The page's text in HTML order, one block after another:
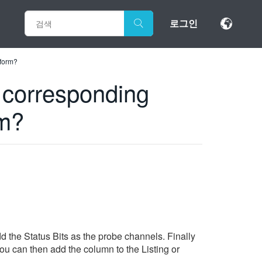
로그인
the Status Bits as the probe channels. Finally
can then add the column to the Listing or